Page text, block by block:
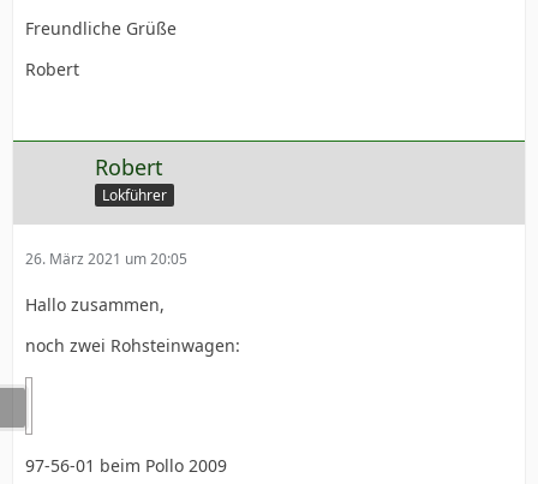
Freundliche Grüße
Robert
Robert
Lokführer
26. März 2021 um 20:05
Hallo zusammen,
noch zwei Rohsteinwagen:
97-56-01 beim Pollo 2009